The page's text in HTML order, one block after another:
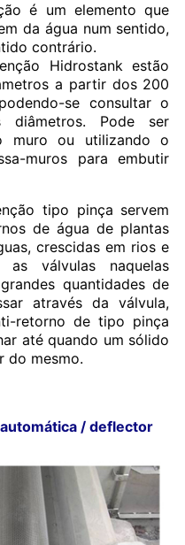
é um elemento que
da água num sentido,
contrário.
Hidrostank estão
a partir dos 200
se consultar o
Pode ser
muro ou utilizando o
muros para embutir
tipo pinça servem
de água de plantas
crescidas em rios e
as válvulas naquelas
quantidades de
através da válvula,
retorno de tipo pinça
até quando um sólido
do mesmo.
/ deflector